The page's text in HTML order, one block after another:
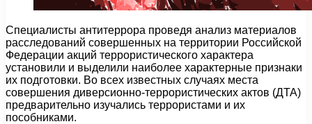
Специалисты антитеррора проведя анализ материалов
расследований совершенных на территории Российской
Федерации акций террористического характера
установили и выделили наиболее характерные признаки
их подготовки. Во всех известных случаях места
совершения диверсионно-террористических актов (ДТА)
предварительно изучались террористами и их
пособниками.